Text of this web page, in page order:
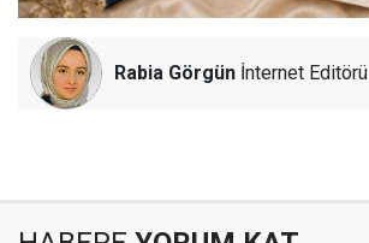
Rabia Görgün İnternet Editörü